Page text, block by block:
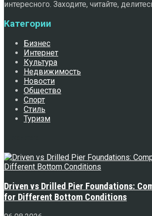
интересного. Заходите, читайте,
Категории
Бизнес
Интернет
Культура
Недвижимость
Новости
Общество
Спорт
Стиль
Туризм
Driven vs Drilled Pier Foundations:
for Different Bottom Conditions